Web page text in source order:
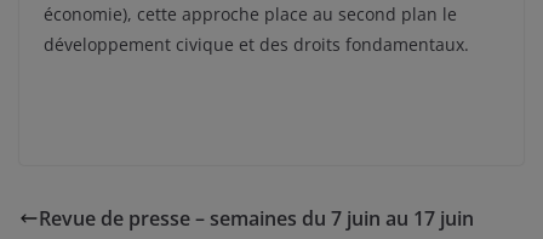
économie), cette approche place au second plan le
développement civique et des droits fondamentaux.
Revue de presse – semaines du 7 juin au 17 juin